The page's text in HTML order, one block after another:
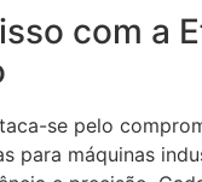
com a
se pelo
para máquinas